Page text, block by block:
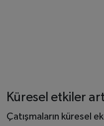
Küresel etkiler
Çatışmaların küresel